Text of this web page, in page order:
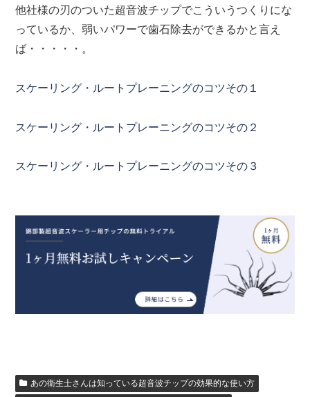
他社様の刃のついた超音波チップでこういうつくりにな
っているか、弱いパワーで歯石除去ができるかと言え
ば・・・・・。
スケーリング・ルートプレーニングのコツその１
スケーリング・ルートプレーニングのコツその２
スケーリング・ルートプレーニングのコツその３
あの衛生士さんは知っている超音波チップの効果的な使い方